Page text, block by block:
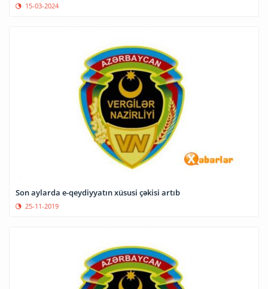
15-03-2024
Son aylarda e-qeydiyyatın xüsusi çəkisi artıb
25-11-2019